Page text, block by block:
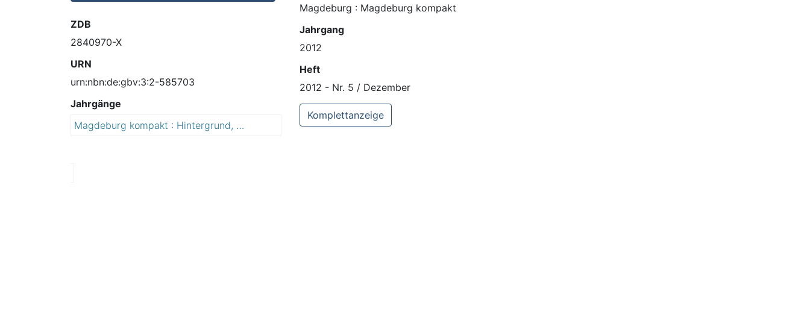
ZDB
2840970-X
URN
urn:nbn:de:gbv:3:2-585703
Jahrgänge
Magdeburg kompakt : Hintergrund, Wissenswertes, Unterhaltung
Magdeburg : Magdeburg kompakt
Jahrgang
2012
Heft
2012 - Nr. 5 / Dezember
Komplettanzeige